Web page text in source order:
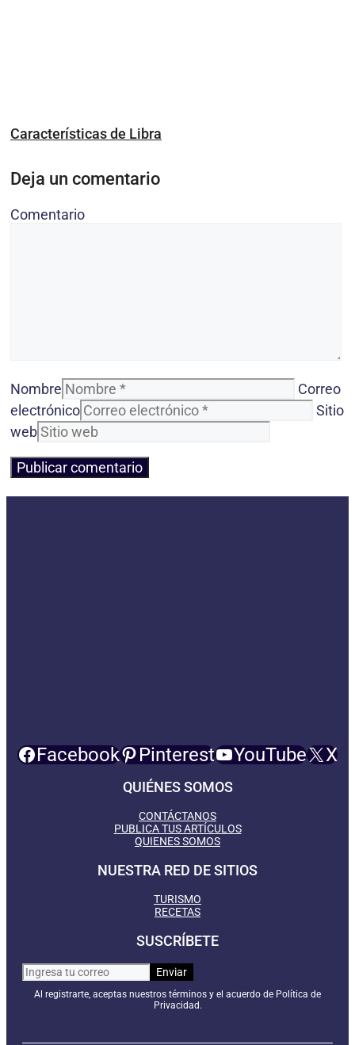
Características de Libra
Deja un comentario
Comentario
Nombre
Correo
electrónico
Sitio
web
Facebook Pinterest YouTube X
QUIÉNES SOMOS
CONTÁCTANOS
PUBLICA TUS ARTÍCULOS
QUIENES SOMOS
NUESTRA RED DE SITIOS
TURISMO
RECETAS
SUSCRÍBETE
Al registrarte, aceptas nuestros términos y el acuerdo de Política de
Privacidad.